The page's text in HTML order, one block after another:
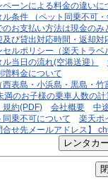
ペーンによる料金の違いに
ル条件 （ペット同乗不可・
のお支払い方法は現金のみ
及び貸出対応時間・返却対
セルポリシー（楽天トラベ
ル当日の流れ(空港送迎）
増料金について
西表島・小浜島・黒島・
満のお子様の乗車人数の計
規約(PDF)
会社概要
中
同乗不可について
楽天ポ
合せ先メールアドレス】